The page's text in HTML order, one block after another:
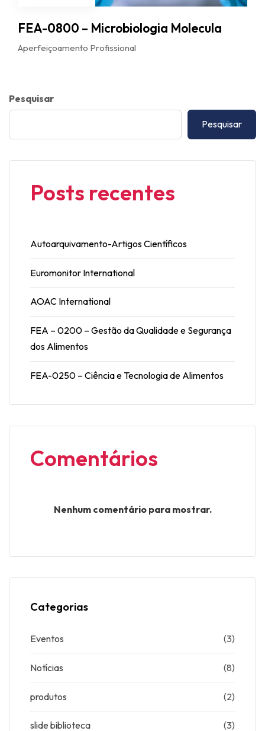
FEA-0800 – Microbiologia Molecula
Aperfeiçoamento Profissional
Pesquisar
Pesquisar
Posts recentes
Autoarquivamento-Artigos Científicos
Euromonitor International
AOAC International
FEA – 0200 – Gestão da Qualidade e Segurança
dos Alimentos
FEA-0250 – Ciência e Tecnologia de Alimentos
Comentários
Nenhum comentário para mostrar.
Categorias
Eventos (3)
Notícias (8)
produtos (2)
slide biblioteca (3)